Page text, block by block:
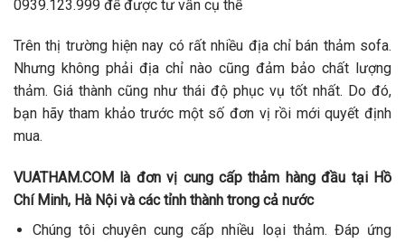
0939.123.999 để được tư vấn cụ thể
Trên thị trường hiện nay có rất nhiều địa chỉ bán thảm sofa.
Nhưng không phải địa chỉ nào cũng đảm bảo chất lượng
thảm. Giá thành cũng như thái độ phục vụ tốt nhất. Do đó,
bạn hãy tham khảo trước một số đơn vị rồi mới quyết định
mua.
VUATHAM.COM là đơn vị cung cấp thảm hàng đầu tại Hồ
Chí Minh, Hà Nội và các tỉnh thành trong cả nước
Chúng tôi chuyên cung cấp nhiều loại thảm. Đáp ứng